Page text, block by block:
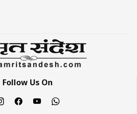
Follow Us On